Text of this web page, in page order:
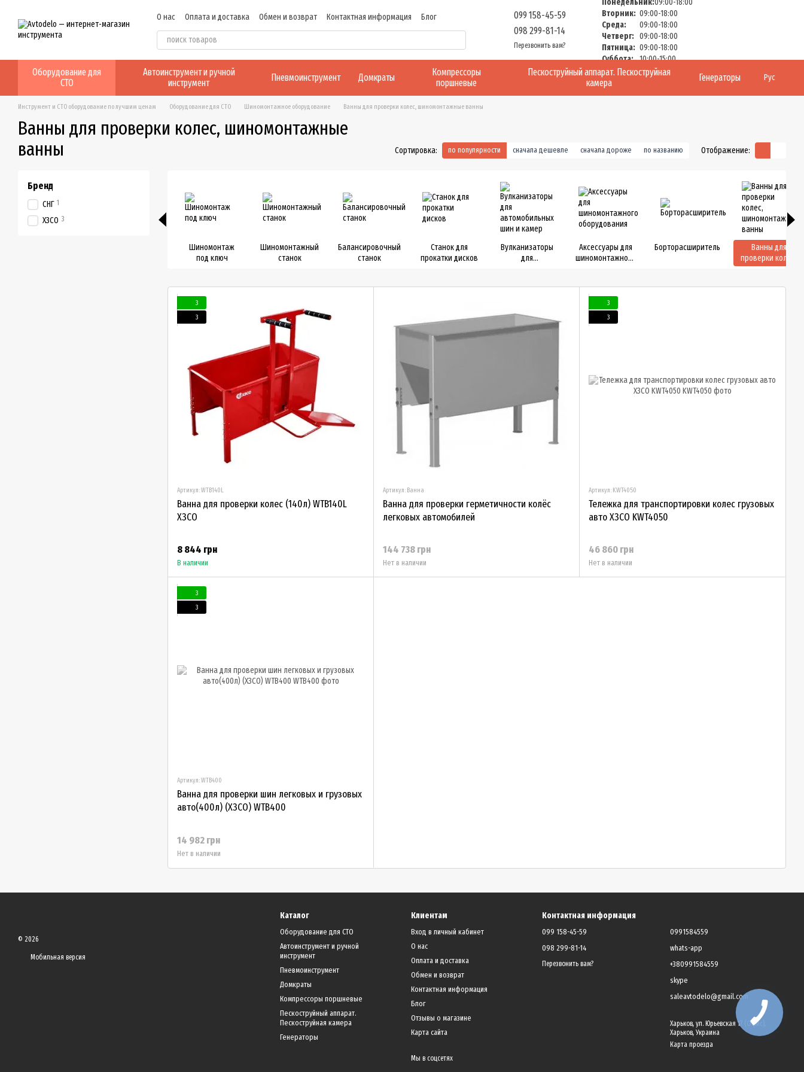
О нас Оплата и доставка Обмен и возврат Контактная информация
Блог
Отзывы о магазине
099 158-45-59
098 299-81-14
Перезвонить вам?
Понедельник:09:00-18:00
Вторник: 09:00-18:00
Среда:
09:00-18:00
Четверг: 09:00-18:00
Пятница: 09:00-18:00
Суббота: 10:00-15:00
Воскресенье:Выходной
Оборудование для
СТО
Автоинструмент и ручной
инструмент
Пневмоинструмент Домкраты
Компрессоры
поршневые
Пескоструйный аппарат. Пескоструйная
камера
Генераторы Рус
Инструмент и СТО оборудование по лучшим ценам Оборудование для СТО Шиномонтажное оборудование Ванны для проверки колес, шиномонтажные ванны
Ванны для проверки колес, шиномонтажные
ванны
Сортировка: по популярности сначала дешевле сначала дороже по названию Отображение:
Шиномонтаж
под ключ
Шиномонтажный
станок
Балансировочный
станок
Станок для
прокатки дисков
Вулканизаторы
для
Аксессуары для
шиномонтажного
Борторасширитель
Ванны для
проверки колес,
шиномонтажные
3
3
Артикул: WTB140L
Ванна для проверки колес (140л) WTB140L
XЗCO
8 844 грн
В наличии
Артикул: Ванна
Ванна для проверки герметичности колёс
легковых автомобилей
144 738 грн
Нет в наличии
3
3
Артикул: KWT4050
Тележка для транспортировки колес грузовых
авто ХЗСО KWT4050
46 860 грн
Нет в наличии
3
3
Артикул: WTB400
Ванна для проверки шин легковых и грузовых
авто(400л) (ХЗСО) WTB400
14 982 грн
Нет в наличии
Бренд
СНГ 1
ХЗСО 3
© 2026
Мобильная версия
Каталог
Оборудование для СТО
Автоинструмент и ручной
инструмент
Пневмоинструмент
Домкраты
Компрессоры поршневые
Пескоструйный аппарат.
Пескоструйная камера
Генераторы
Клиентам
Вход в личный кабинет
О нас
Оплата и доставка
Обмен и возврат
Контактная информация
Блог
Отзывы о магазине
Карта сайта
Мы в соцсетях
Контактная информация
099 158-45-59
098 299-81-14
Перезвонить вам?
0991584559
whats-app
+380991584559
skype
saleavtodelo@gmail.com
Харьков, ул. Юрьевская 17 (Офис),
Харьков, Украина
Карта проезда